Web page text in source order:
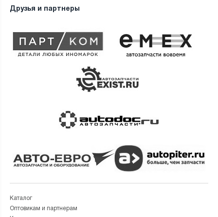
Друзья и партнеры
Каталог
Оптовикам и партнерам